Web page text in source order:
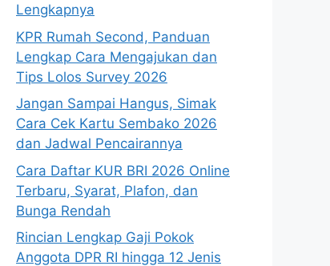
Lengkapnya
KPR Rumah Second, Panduan
Lengkap Cara Mengajukan dan
Tips Lolos Survey 2026
Jangan Sampai Hangus, Simak
Cara Cek Kartu Sembako 2026
dan Jadwal Pencairannya
Cara Daftar KUR BRI 2026 Online
Terbaru, Syarat, Plafon, dan
Bunga Rendah
Rincian Lengkap Gaji Pokok
Anggota DPR RI hingga 12 Jenis